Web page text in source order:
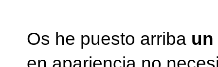
Os he puesto arriba un